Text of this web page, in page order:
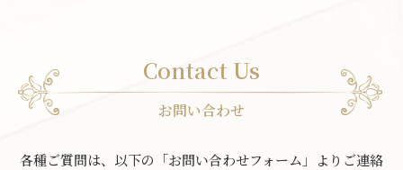
Contact Us
お問い合わせ
各種ご質問は、以下の「お問い合わせフォーム」よりご連絡